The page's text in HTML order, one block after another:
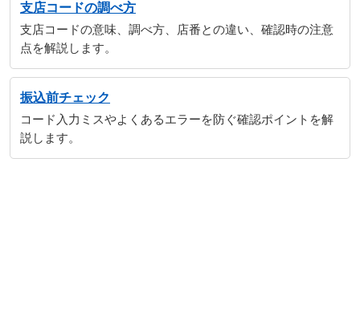
支店コードの調べ方
支店コードの意味、調べ方、店番との違い、確認時の注意
点を解説します。
振込前チェック
コード入力ミスやよくあるエラーを防ぐ確認ポイントを解
説します。